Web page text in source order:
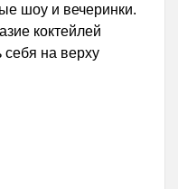
шоу и вечеринки.
коктейлей
себя на верху